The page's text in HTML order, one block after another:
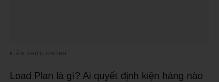
KIẾN THỨC CHUNG
Load Plan là gì? Ai quyết định kiện hàng nào